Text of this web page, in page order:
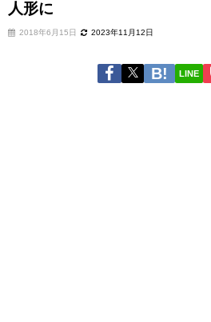
人形に
2018年6月15日 2023年11月12日
LINE